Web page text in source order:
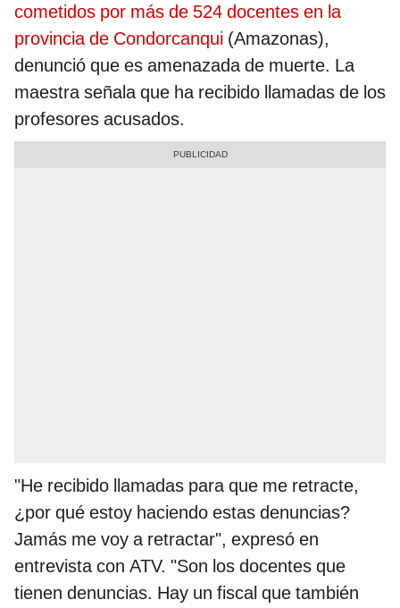
cometidos por más de 524 docentes en la
provincia de Condorcanqui (Amazonas),
denunció que es amenazada de muerte. La
maestra señala que ha recibido llamadas de los
profesores acusados.
"He recibido llamadas para que me retracte,
¿por qué estoy haciendo estas denuncias?
Jamás me voy a retractar", expresó en
entrevista con ATV. "Son los docentes que
tienen denuncias. Hay un fiscal que también